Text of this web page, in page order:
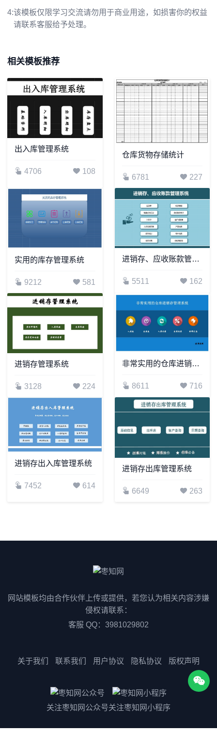
4:该模板仅限学习交流请勿用于商业用途，如损害你的权益
请联系客服给予处理。
相关模板推荐
出入库管理系统
4706 108
仓库货物存储统计
6781 227
实用的库存管理系统
9212 581
进销存、应收账款管理系统
5511 162
进销存管理系统
3128 224
非常实用的仓库进销存管理系统
8611 716
进销存出入库管理系统
7452 614
进销存出库管理系统
6649 263
网站模板均由合作伙伴上传或提供，若您认为相关内容涉嫌
侵权请联系：
客服 QQ：3981029802
关于我们 联系我们 用户协议 隐私协议 版权声明
关注枣知网公众号关注枣知网小程序